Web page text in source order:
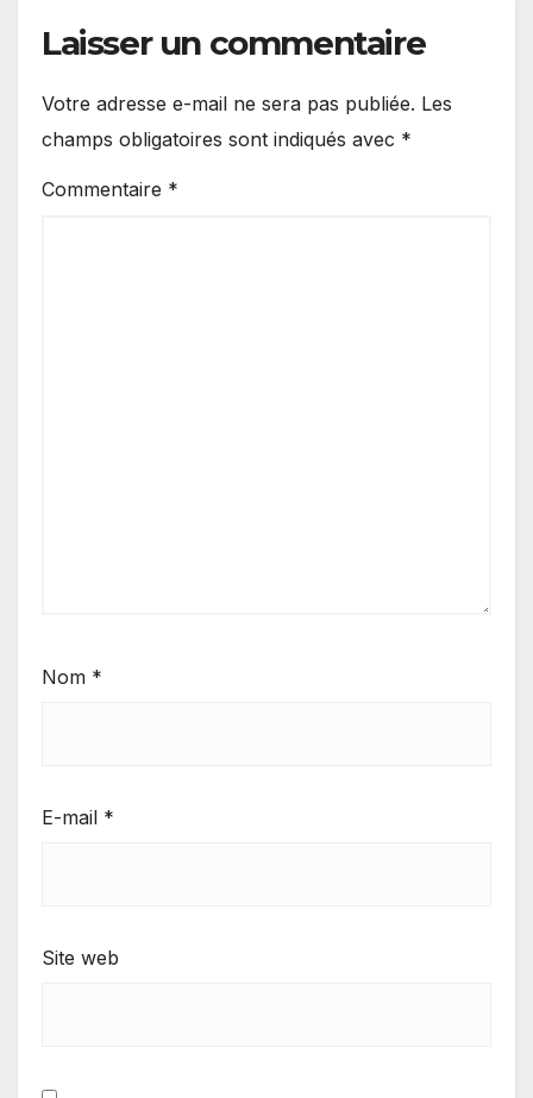
Laisser un commentaire
Votre adresse e-mail ne sera pas publiée. Les
champs obligatoires sont indiqués avec *
Commentaire *
Nom *
E-mail *
Site web